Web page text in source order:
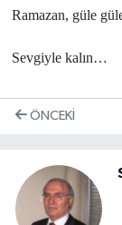
Ramazan, güle
Sevgiyle kalın…
ÖNCEKI